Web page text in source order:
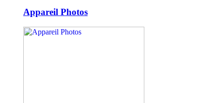
Appareil Photos